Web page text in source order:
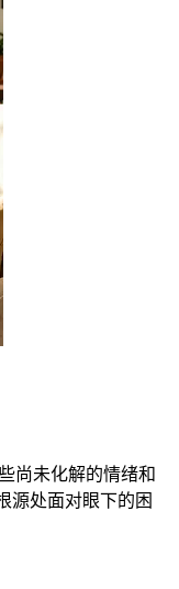
尚未化解的情绪和
源处面对眼下的困